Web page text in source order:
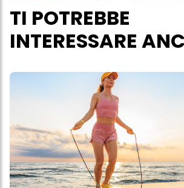
TI POTREBBE
INTERESSARE